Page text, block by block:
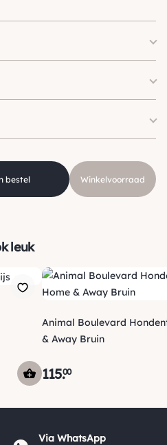
Tavo
van ons zodat je je pakketje
bestel Winkelvoorraad
leuk
Animal Boulevard
& Away Bruin
115.00
Via WhatsApp